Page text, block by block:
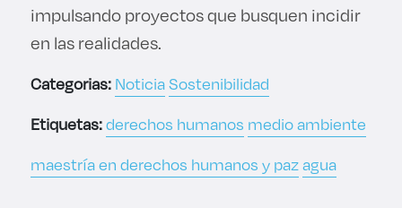
impulsando proyectos que busquen incidir
en las realidades.
Categorias:NoticiaSostenibilidad
Etiquetas:derechos humanos medio ambiente
maestría en derechos humanos y pazagua